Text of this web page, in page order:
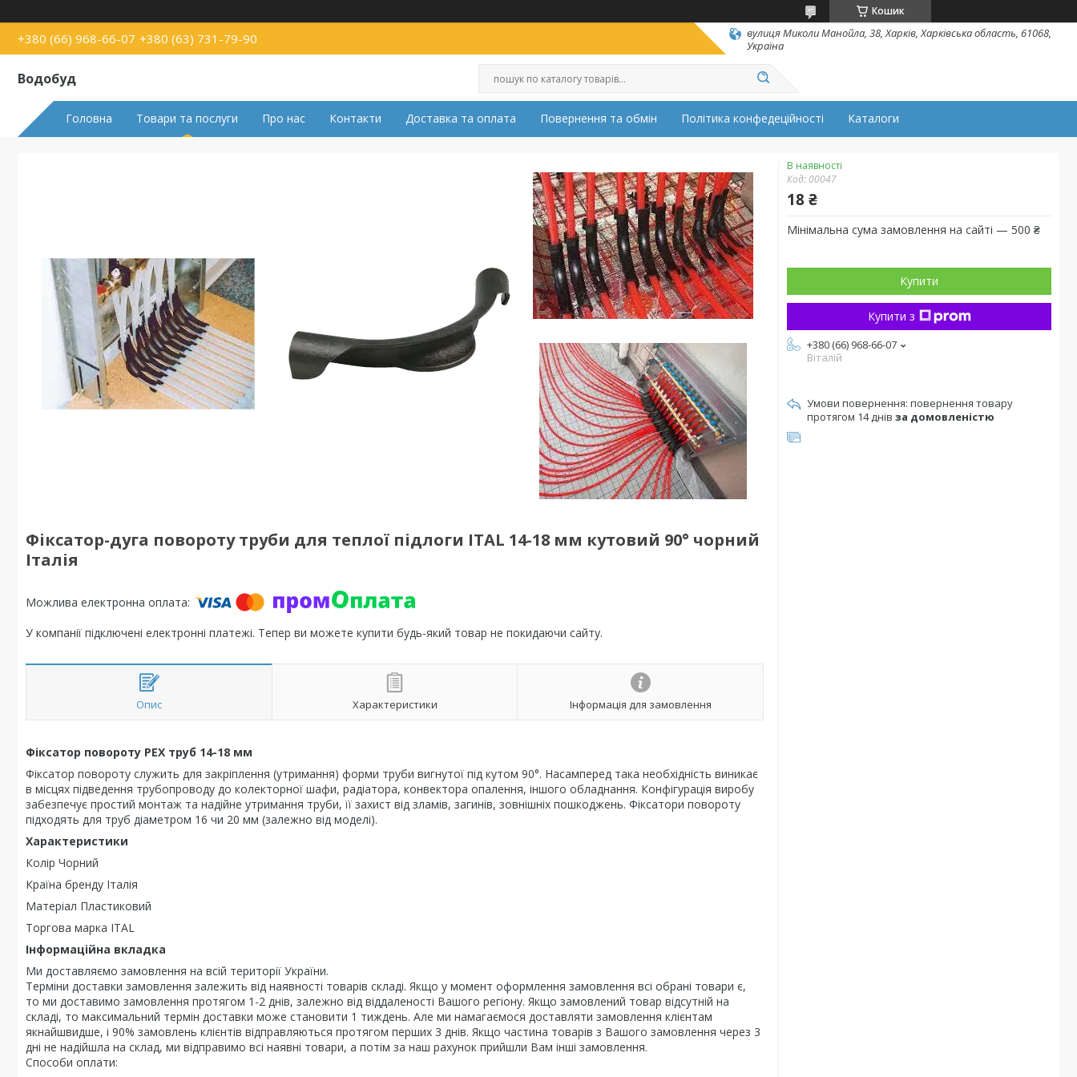
Кошик
+380 (66) 968-66-07 +380 (63) 731-79-90
вулиця Миколи Манойла, 38, Харків, Харківська область, 61068,
Україна
Водобуд
Головна Товари та послуги Про нас Контакти Доставка та оплата Повернення та обмін Політика конфедеційності Каталоги
Фіксатор-дуга повороту труби для теплої підлоги ITAL 14-18 мм кутовий 90° чорний
Італія
У компанії підключені електронні платежі. Тепер ви можете купити будь-який товар не покидаючи сайту.
Опис Характеристики Інформація для замовлення
Фіксатор повороту PEX труб 14-18 мм
Фіксатор повороту служить для закріплення (утримання) форми труби вигнутої під кутом 90°. Насамперед така необхідність виникає
в місцях підведення трубопроводу до колекторної шафи, радіатора, конвектора опалення, іншого обладнання. Конфігурація виробу
забезпечує простий монтаж та надійне утримання труби, її захист від зламів, загинів, зовнішніх пошкоджень. Фіксатори повороту
підходять для труб діаметром 16 чи 20 мм (залежно від моделі).
Характеристики
Колір Чорний
Країна бренду Італія
Матеріал Пластиковий
Торгова марка ITAL
Інформаційна вкладка
Ми доставляємо замовлення на всій території України.
Терміни доставки замовлення залежить від наявності товарів складі. Якщо у момент оформлення замовлення всі обрані товари є,
то ми доставимо замовлення протягом 1-2 днів, залежно від віддаленості Вашого регіону. Якщо замовлений товар відсутній на
складі, то максимальний термін доставки може становити 1 тиждень. Але ми намагаємося доставляти замовлення клієнтам
якнайшвидше, і 90% замовлень клієнтів відправляються протягом перших 3 днів. Якщо частина товарів з Вашого замовлення через 3
дні не надійшла на склад, ми відправимо всі наявні товари, а потім за наш рахунок прийшли Вам інші замовлення.
Способи оплати:
В наявності
Код: 00047
18 ₴
Мінімальна сума замовлення на сайті — 500 ₴
Купити
Купити з
+380 (66) 968-66-07
Віталій
повернення товару
протягом 14 днів за домовленістю